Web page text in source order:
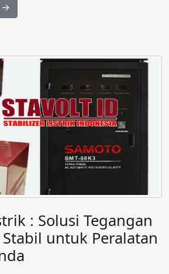
→
: Solusi Tegangan
untuk Peralatan